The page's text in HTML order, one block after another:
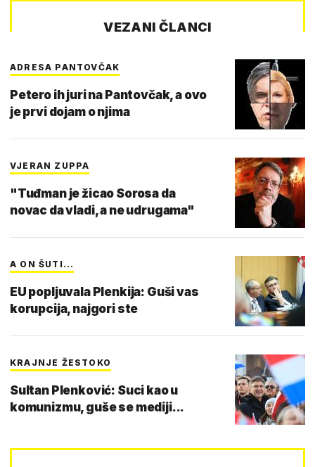
VEZANI ČLANCI
ADRESA PANTOVČAK
Petero ih juri na Pantovčak, a ovo
je prvi dojam o njima
VJERAN ZUPPA
"Tuđman je žicao Sorosa da
novac da vladi, a ne udrugama"
A ON ŠUTI...
EU popljuvala Plenkija: Guši vas
korupcija, najgori ste
KRAJNJE ŽESTOKO
Sultan Plenković: Suci kao u
komunizmu, guše se mediji...